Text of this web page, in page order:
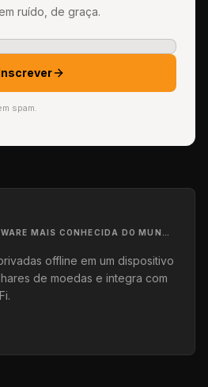
ruído, de graça.
spam.
offline em um dispositivo
de moedas e integra com